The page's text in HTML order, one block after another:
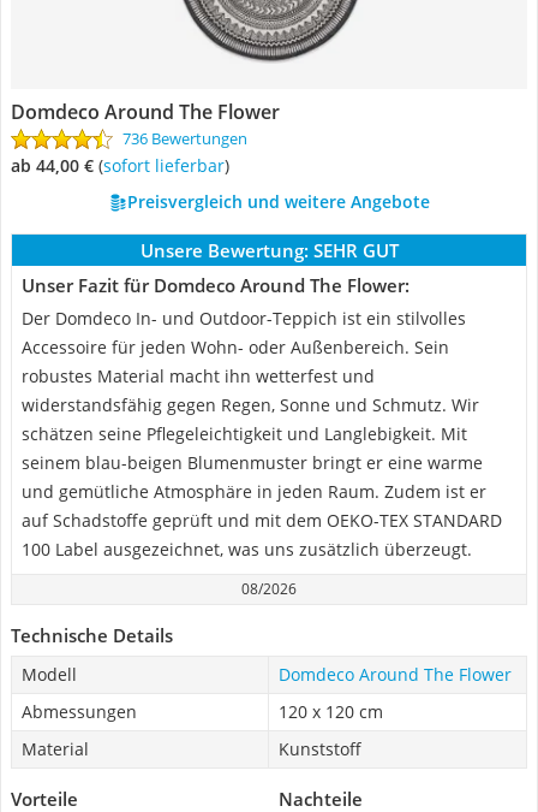
Domdeco Around The Flower
736 Bewertungen
ab 44,00 € ( Sofort lieferbar)
Preisvergleich und weitere Angebote
Unsere Bewertung: SEHR GUT
Unser Fazit für Domdeco Around The Flower:
Der Domdeco In- und Outdoor-Teppich ist ein stilvolles
Accessoire für jeden Wohn- oder Außenbereich. Sein
robustes Material macht ihn wetterfest und
widerstandsfähig gegen Regen, Sonne und Schmutz. Wir
schätzen seine Pflegeleichtigkeit und Langlebigkeit. Mit
seinem blau-beigen Blumenmuster bringt er eine warme
und gemütliche Atmosphäre in jeden Raum. Zudem ist er
auf Schadstoffe geprüft und mit dem OEKO-TEX STANDARD
100 Label ausgezeichnet, was uns zusätzlich überzeugt.
08/2026
Technische Details
Modell
Domdeco Around The Flower
Abmessungen
120 x 120 cm
Material
Kunststoff
Vorteile Nachteile